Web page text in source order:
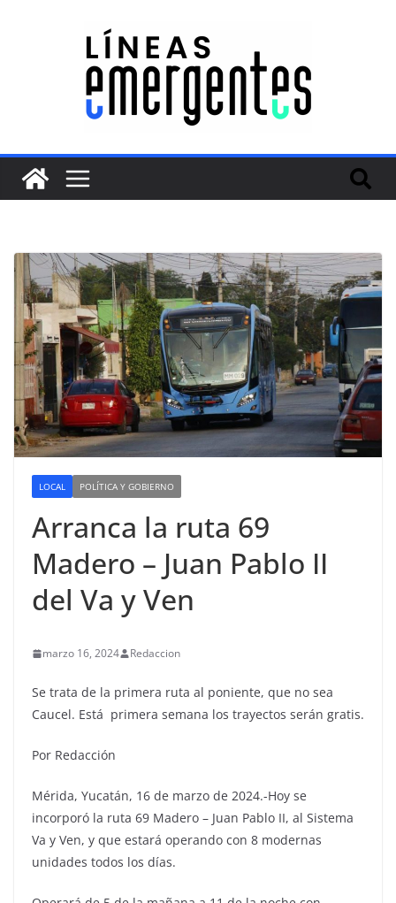
LOCAL POLÍTICA Y GOBIERNO
Arranca la ruta 69
Madero – Juan Pablo II
del Va y Ven
marzo 16, 2024 Redaccion
Se trata de la primera ruta al poniente, que no sea
Caucel. Está primera semana los trayectos serán gratis.
Por Redacción
Mérida, Yucatán, 16 de marzo de 2024.-Hoy se
incorporó la ruta 69 Madero – Juan Pablo II, al Sistema
Va y Ven, y que estará operando con 8 modernas
unidades todos los días.